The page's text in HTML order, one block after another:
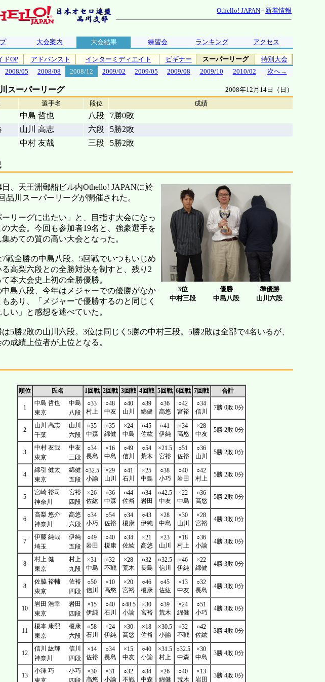
Othello! JAPAN - 新着情報
大会案内 大会結果 練習会 ランキング アクセス
ドOP アドバンスト インターミディエイト ビギナー スーパーリーグ
特別大会
2008/05 2008/08 2008/12 2009/02 2009/05 2009/08 2009/10 2010/02 次へ→
スーパーリーグ
2008年12月14日（日）
選手名 段位
成績
中島 哲也 八段 7勝0敗
山川 高志 六段 5勝2敗
中村 友哉 三段 5勝2敗
3位
中村三段
優勝
中島八段
準優勝
山川六段
、天王洲郵船ビル内Othello! JAPANに於
品川スーパーリーグが開催された。
ーリーグに出たい」と、目指す大会になっ
大会。今回も参加者19名と、強豪選手を
めての質の高い大会となった。
戦全勝の中島八段。5回戦でいつもいじめ
る高梨六段との全勝対決を制すと、残り2
本大会史上初の全勝優勝。
島八段、今年はメジャーでの優勝がなか
もあり、「メジャーで優勝するのと同じく
い」と感想を述べていた。
5勝2敗の山川六段。3位は同じく5勝の中村三段。5勝2敗は全部で4名いるが、
成績上位者が上位となる。
順位 氏名 1回戦 2回戦 3回戦 4回戦 5回戦 6回戦 7回戦 合計
1
中島 哲也
中島
東京
八段
○33
村上
○48
中友
○40
山川
○39
綿健
○36
高悠
○42
宮裕
○34
信川
7勝 0敗 0分
2
山川 高志
山川
千葉
六段
○35
中森
○35
綿健
×24
中島
○45
佐紘
○41
伊純
○34
高悠
×28
中友
5勝 2敗 0分
3
中村 友哉
中友
東京
三段
○34
長島
×16
中島
○49
信川
○54
荒木
×21.5
宮裕
○51
佐裕
○36
山川
5勝 2敗 0分
4
綿引 健太
綿健
東京
五段
○32.5
小諭
×29
山川
○41
石川
×25
中島
○38
小巧
○40
岩田
○42
村上
5勝 2敗 0分
5
宮崎 裕司
宮裕
神奈川
四段
×26
佐紘
○36
中森
○44
佐裕
○34
岩田
○42.5
中友
×22
中島
○36
高悠
5勝 2敗 0分
6
高梨 悠介
高悠
神奈川
六段
○34
小巧
○54
佐裕
○34
榎康
○43
伊純
×28
中島
×30
山川
×28
宮裕
4勝 3敗 0分
7
伊藤 純哉
伊純
埼玉
五段
○49
岩田
○40
榎康
○34
佐紘
×21
高悠
×23
山川
×18
村上
○36
小諭
4勝 3敗 0分
8
村上 健
村上
東京
九段
×31
中島
○32
不戦
×28
荒木
○32
長島
○32.5
信川
○46
伊純
×22
綿健
4勝 3敗 0分
8
佐脇 裕輔
佐裕
東京
四段
○50
信川
×10
高悠
×20
宮裕
○46
榎康
○45
佐紘
×13
中友
○32
長島
4勝 3敗 0分
10
岩田 浩幸
岩田
東京
四段
×15
伊純
○40
石川
○48.5
小諭
×30
宮裕
○39
荒木
×24
綿健
○51
小巧
4勝 3敗 0分
11
榎本 康熙
榎康
東京
六段
○58
石川
×24
伊純
×30
高悠
×18
佐裕
×30.5
小諭
○32
不戦
○42
佐紘
3勝 4敗 0分
12
信川 紘輝
信川
神奈川
四段
×14
佐裕
○34
長島
×15
中友
○40
小諭
×31.5
村上
○32.5
中森
×30
中島
3勝 4敗 0分
13
小澤 巧
小巧
東京
四段
×30
高悠
×31
小諭
○32
不戦
○34
中森
×26
綿健
○40
荒木
×13
岩田
3勝 4敗 0分